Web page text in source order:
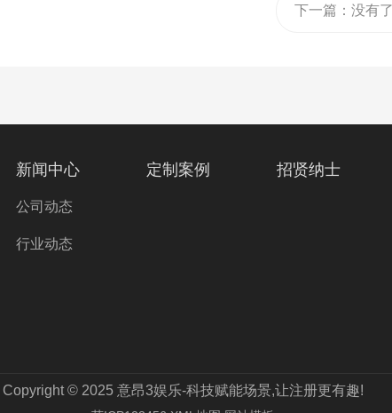
下一篇： 没有了
新闻中心
公司动态
行业动态
定制案例 招贤纳士
Copyright © 2025 意昂3娱乐-科技赋能场景,让注册更有趣!